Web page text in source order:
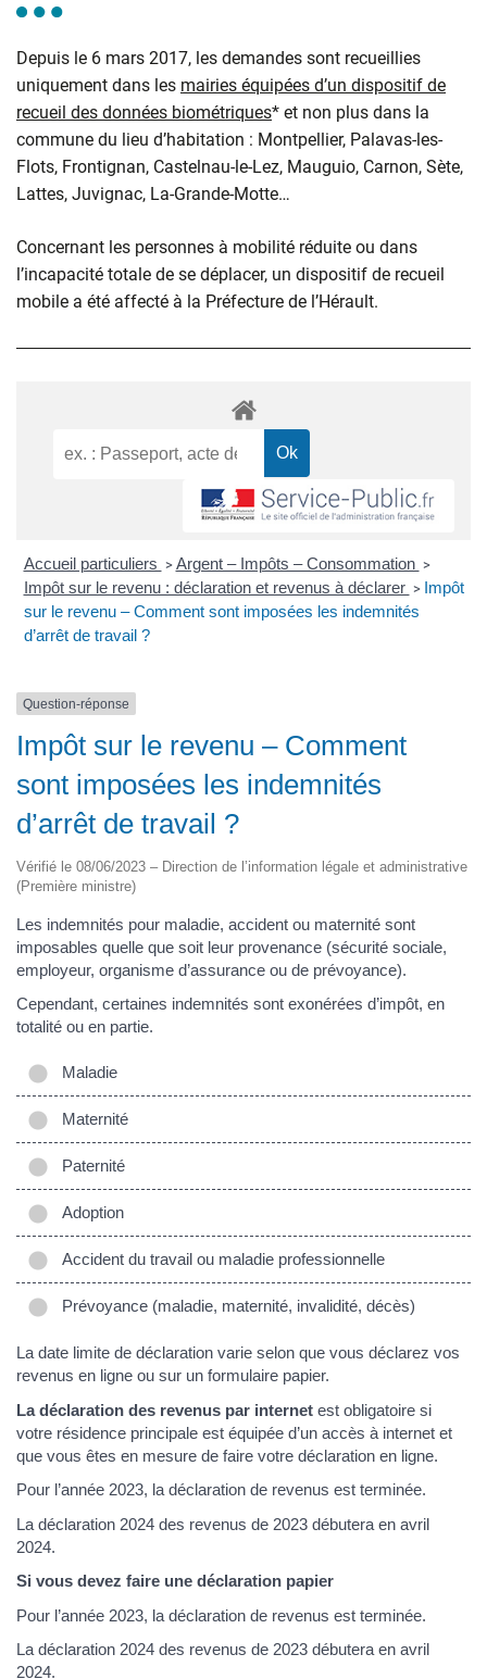
Depuis le 6 mars 2017, les demandes sont recueillies
uniquement dans les mairies équipées d’un dispositif de
recueil des données biométriques* et non plus dans la
commune du lieu d’habitation : Montpellier, Palavas-les-
Flots, Frontignan, Castelnau-le-Lez, Mauguio, Carnon, Sète,
Lattes, Juvignac, La-Grande-Motte…
Concernant les personnes à mobilité réduite ou dans
l’incapacité totale de se déplacer, un dispositif de recueil
mobile a été affecté à la Préfecture de l’Hérault.
Accueil particuliers > Argent – Impôts – Consommation >
Impôt sur le revenu : déclaration et revenus à déclarer > Impôt
sur le revenu – Comment sont imposées les indemnités
d’arrêt de travail ?
Question-réponse
Impôt sur le revenu – Comment
sont imposées les indemnités
d’arrêt de travail ?
Vérifié le 08/06/2023 – Direction de l’information légale et administrative
(Première ministre)
Les indemnités pour maladie, accident ou maternité sont
imposables quelle que soit leur provenance (sécurité sociale,
employeur, organisme d’assurance ou de prévoyance).
Cependant, certaines indemnités sont exonérées d’impôt, en
totalité ou en partie.
Maladie
Maternité
Paternité
Adoption
Accident du travail ou maladie professionnelle
Prévoyance (maladie, maternité, invalidité, décès)
La date limite de déclaration varie selon que vous déclarez vos
revenus en ligne ou sur un formulaire papier.
La déclaration des revenus par internet est obligatoire si
votre résidence principale est équipée d’un accès à internet et
que vous êtes en mesure de faire votre déclaration en ligne.
Pour l’année 2023, la déclaration de revenus est terminée.
La déclaration 2024 des revenus de 2023 débutera en avril
2024.
Si vous devez faire une déclaration papier
Pour l’année 2023, la déclaration de revenus est terminée.
La déclaration 2024 des revenus de 2023 débutera en avril
2024.